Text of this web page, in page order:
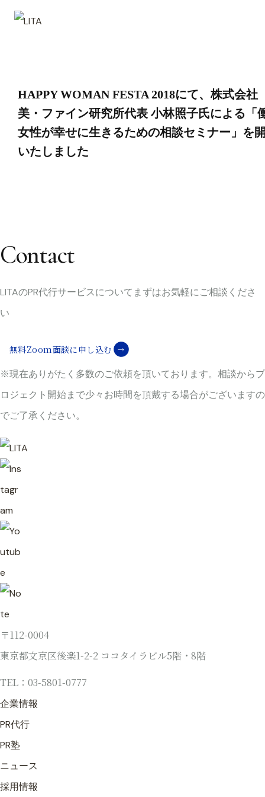
投
稿
ナ
ー
シ
ョ
ン
HAPPY WOMAN FESTA 2018にて、株式会社
美・ファイン研究所代表 小林照子氏による「
女性が幸せに生きるための相談セミナー」を
いたしました
Contact
LITAのPR代行サービスについて まずはお気軽にご相談くださ
い
無料Zoom面談に申し込む
※現在ありがたく多数のご依頼を頂いております。 相談からプ
ロジェクト開始まで少々お時間を頂戴する場合がございますの
でご了承ください。
〒112-0004
東京都文京区後楽1-2-2 ココタイラビル5階・8階
TEL：03-5801-0777
企業情報
PR代行
PR塾
ニュース
採用情報